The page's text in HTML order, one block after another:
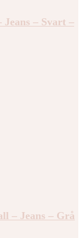
– Svart –
– Jeans – Grå